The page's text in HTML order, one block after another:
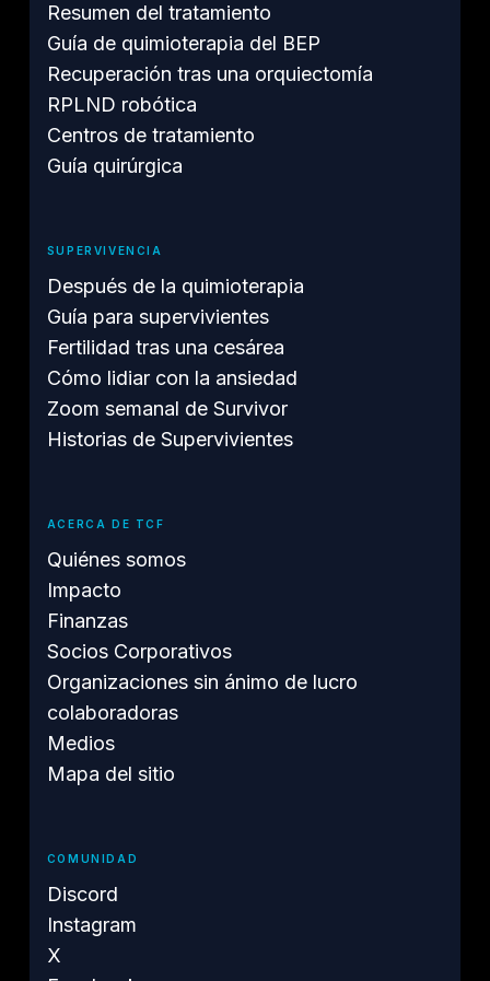
Resumen del tratamiento
Guía de quimioterapia del BEP
Recuperación tras una orquiectomía
RPLND robótica
Centros de tratamiento
Guía quirúrgica
SUPERVIVENCIA
Después de la quimioterapia
Guía para supervivientes
Fertilidad tras una cesárea
Cómo lidiar con la ansiedad
Zoom semanal de Survivor
Historias de Supervivientes
ACERCA DE TCF
Quiénes somos
Impacto
Finanzas
Socios Corporativos
Organizaciones sin ánimo de lucro
colaboradoras
Medios
Mapa del sitio
COMUNIDAD
Discord
Instagram
X